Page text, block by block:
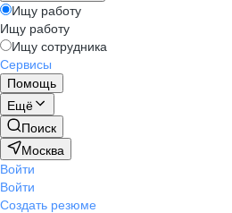
Ищу работу
Ищу работу
Ищу сотрудника
Сервисы
Помощь
Ещё
Поиск
Москва
Войти
Войти
Создать резюме